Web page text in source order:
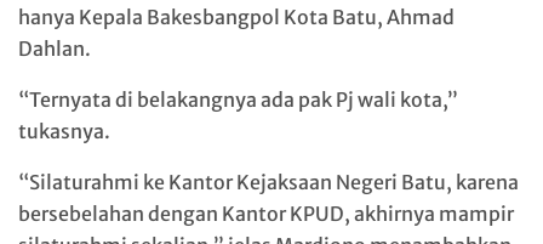
hanya Kepala Bakesbangpol Kota Batu, Ahmad
Dahlan.
“Ternyata di belakangnya ada pak Pj wali kota,”
tukasnya.
“Silaturahmi ke Kantor Kejaksaan Negeri Batu, karena
bersebelahan dengan Kantor KPUD, akhirnya mampir